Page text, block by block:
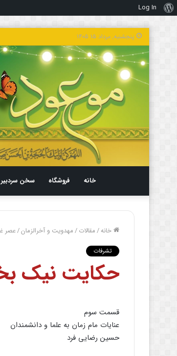
درباره
وردپرس
Log In
پنجشنبه, مرداد ۱۵ ۱۴۰۵
خانه فروشگاه سخن سردبیر
خانه/مقالات/مهدویت و آخرالزمان/عصر
تشرفات
حکایت نیک
قسمت سوم
عنایات مام زمان به علما و دانشمندان
حسین رضایی فرد